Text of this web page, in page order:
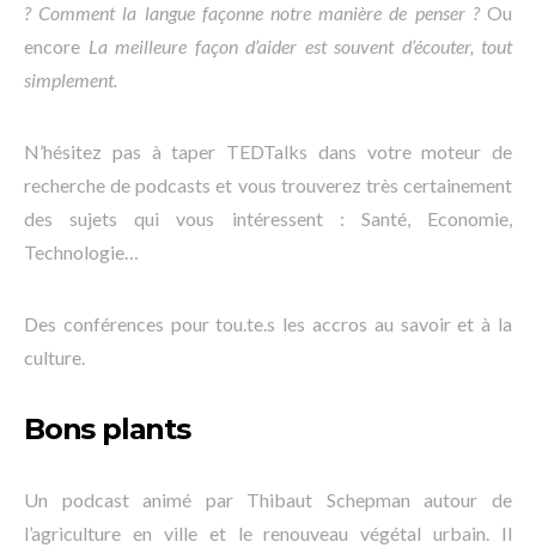
? Comment la langue façonne notre manière de penser ?Ou
encore La meilleure façon d’aider est souvent d’écouter, tout
simplement.
N’hésitez pas à taper TEDTalks dans votre moteur de
recherche de podcasts et vous trouverez très certainement
des sujets qui vous intéressent : Santé, Economie,
Technologie…
Des conférences pour tou.te.s les accros au savoir et à la
culture.
Bons plants
Un podcast animé par Thibaut Schepman autour de
l’agriculture en ville et le renouveau végétal urbain. Il